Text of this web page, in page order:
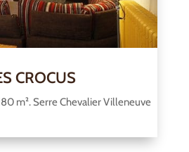
CROCUS
m². Serre Chevalier Villeneuve